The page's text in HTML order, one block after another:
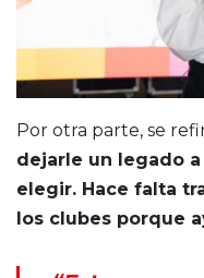
Por otra parte, se
dejarle un legado
elegir. Hace falta
los clubes porque